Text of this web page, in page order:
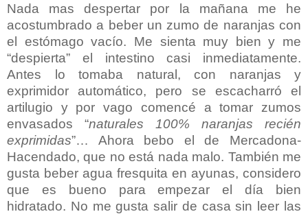
Nada mas despertar por la mañana me he
acostumbrado a beber un zumo de naranjas con
el estómago vacío. Me sienta muy bien y me
“despierta” el intestino casi inmediatamente.
Antes lo tomaba natural, con naranjas y
exprimidor automático, pero se escacharró el
artilugio y por vago comencé a tomar zumos
envasados “naturales 100% naranjas recién
exprimidas”… Ahora bebo el de Mercadona-
Hacendado, que no está nada malo. También me
gusta beber agua fresquita en ayunas, considero
que es bueno para empezar el día bien
hidratado. No me gusta salir de casa sin leer las